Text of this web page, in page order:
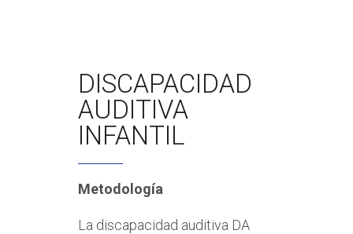
DISCAPACIDAD
AUDITIVA
INFANTIL
Metodología
La discapacidad auditiva DA